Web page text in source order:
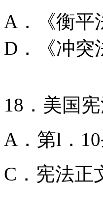
A．《衡平
D．《冲突
18．美国
A．第l．
C．宪法正